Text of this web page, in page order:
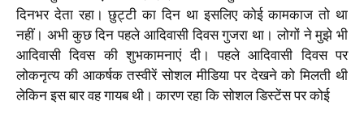
दिनभर देता रहा। छुट्टी का दिन था इसलिए कोई कामकाज तो था
नहीं। अभी कुछ दिन पहले आदिवासी दिवस गुजरा था। लोगों ने मुझे भी
आदिवासी दिवस की शुभकामनाएं दी। पहले आदिवासी दिवस पर
लोकनृत्य की आकर्षक तस्वीरें सोशल मीडिया पर देखने को मिलती थी
लेकिन इस बार वह गायब थी। कारण रहा कि सोशल डिस्टेंस पर कोई